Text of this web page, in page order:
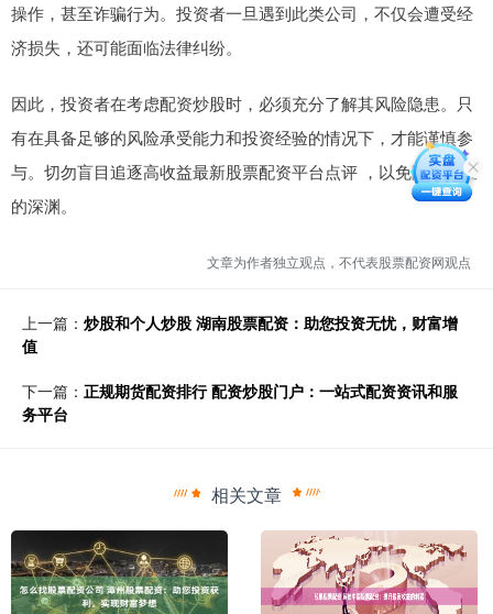
操作，甚至诈骗行为。投资者一旦遇到此类公司，不仅会遭受经
济损失，还可能面临法律纠纷。
因此，投资者在考虑配资炒股时，必须充分了解其风险隐患。只
有在具备足够的风险承受能力和投资经验的情况下，才能谨慎参
与。切勿盲目追逐高收益最新股票配资平台点评 ，以免陷入风险
的深渊。
文章为作者独立观点，不代表股票配资网观点
上一篇： 炒股和个人炒股 湖南股票配资：助您投资无忧，财富增
值
下一篇： 正规期货配资排行 配资炒股门户：一站式配资资讯和服
务平台
相关文章